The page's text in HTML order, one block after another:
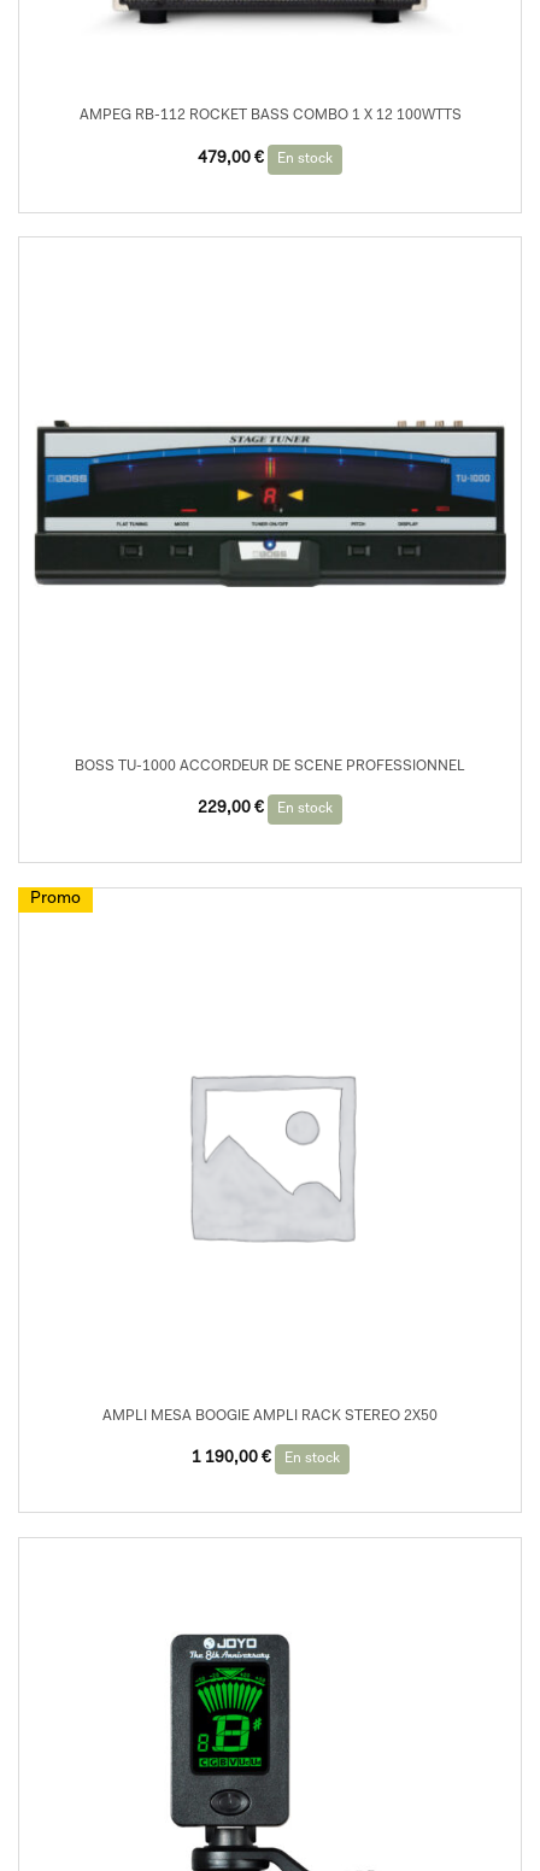
AMPEG RB-112 ROCKET BASS COMBO 1 X 12 100WTTS
479,00 € En stock
BOSS TU-1000 ACCORDEUR DE SCENE PROFESSIONNEL
229,00 € En stock
Promo
AMPLI MESA BOOGIE AMPLI RACK STEREO 2X50
Le
999,00 €.
1 190,00 €
Le
190,00 €.
En stock